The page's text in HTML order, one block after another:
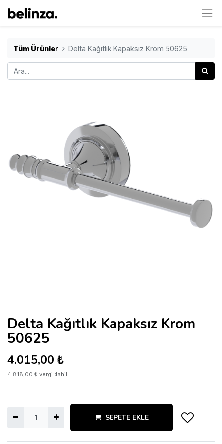
Tüm Ürünler Delta Kağıtlık Kapaksız Krom 50625
Delta Kağıtlık Kapaksız Krom
50625
4.015,00 ₺
4.818,00 ₺ vergi dahil
SEPETE EKLE